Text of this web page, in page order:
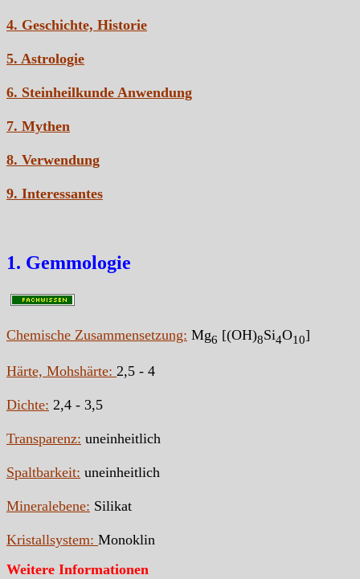
4. Geschichte, Historie
5. Astrologie
6. Steinheilkunde Anwendung
7. Mythen
8. Verwendung
9. Interessantes
1. Gemmologie
Chemische Zusammensetzung: Mg6 [(OH)8Si4O10]
Härte, Mohshärte: 2,5 - 4
Dichte: 2,4 - 3,5
Transparenz: uneinheitlich
Spaltbarkeit: uneinheitlich
Mineralebene: Silikat
Kristallsystem: Monoklin
Weitere Informationen